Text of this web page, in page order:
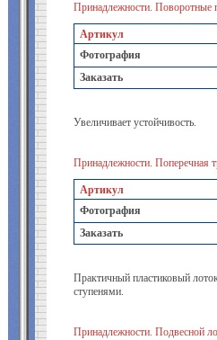
Принадлежности. Поворотные
Артикул
Фотография
Заказать
Увеличивает устойчивость.
Принадлежности. Поперечная
Артикул
Фотография
Заказать
Практичный пластиковый
ступенями.
Принадлежности. Подвесной